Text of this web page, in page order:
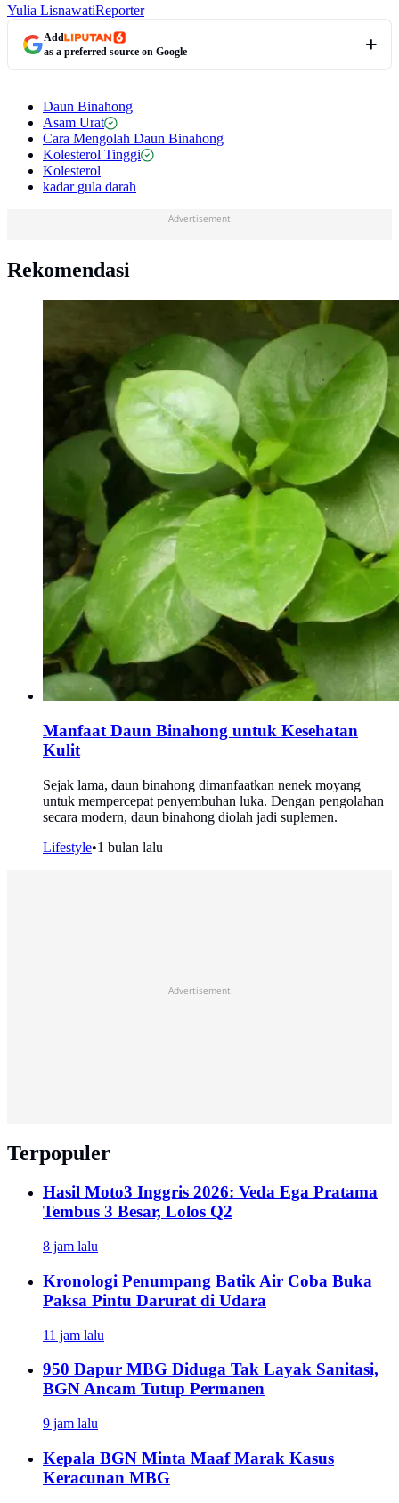
Yulia LisnawatiReporter
Add
as a preferred source on Google
Daun Binahong
Asam Urat
Cara Mengolah Daun Binahong
Kolesterol Tinggi
Kolesterol
kadar gula darah
Advertisement
Rekomendasi
Manfaat Daun Binahong untuk Kesehatan
Kulit
Sejak lama, daun binahong dimanfaatkan nenek moyang
untuk mempercepat penyembuhan luka. Dengan pengolahan
secara modern, daun binahong diolah jadi suplemen.
Lifestyle•1 bulan lalu
Advertisement
Terpopuler
Hasil Moto3 Inggris 2026: Veda Ega Pratama
Tembus 3 Besar, Lolos Q2
8 jam lalu
Kronologi Penumpang Batik Air Coba Buka
Paksa Pintu Darurat di Udara
11 jam lalu
950 Dapur MBG Diduga Tak Layak Sanitasi,
BGN Ancam Tutup Permanen
9 jam lalu
Kepala BGN Minta Maaf Marak Kasus
Keracunan MBG